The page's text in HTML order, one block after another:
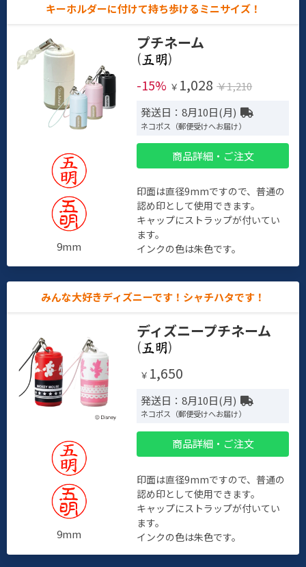
キーホルダーに付けて持ち歩けるミニサイズ！
9mm
プチネーム
(
)
-15% ￥ 1,028 ￥1,210
発送日：8月10日(月)
ネコポス（郵便受けへお届け）
商品詳細・ご注文
印面は直径9mmですので、普通の
認め印として使用できます。
キャップにストラップが付いてい
ます。
インクの色は朱色です。
みんな大好きディズニーです！シャチハタです！
9mm
ディズニープチネーム
( )
￥ 1,650
発送日：8月10日(月)
ネコポス（郵便受けへお届け）
商品詳細・ご注文
印面は直径9mmですので、普通の
認め印として使用できます。
キャップにストラップが付いてい
ます。
インクの色は朱色です。